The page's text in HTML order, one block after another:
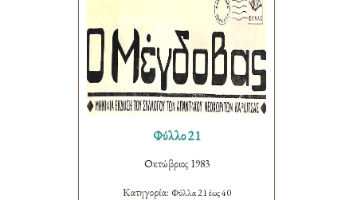
Φύλλο 21
Οκτώβριος 1983
Κατηγορία: Φύλλα 21 έως 40